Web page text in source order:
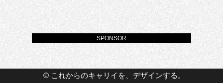
© これからのキャリイを、デザインする。
SPONSOR